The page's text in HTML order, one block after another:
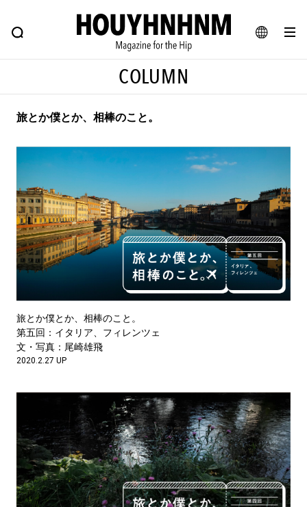
JA
FEATURE BLOG SNAP
ヒップなファッション、カルチャー、ライフスタイルWEBマガジン
#SHOPPING ADDICT #憧れの逸品
#古着サミット
#NEW VINTAGE #マイナーグッド図鑑
#路地裏てぃーん。 #MONTHLY JOURNAL
#GH 銘品の所以 #フイナムのYouTube
#Commune H #FOCUS IT #AH.H
#FASHION #MUSIC #MOVIE
#SPORTS #HANDSOME HANDBOOK
COLUMN
旅とか僕とか、相棒のこと。
旅とか僕とか、相棒のこと。
第五回：イタリア、フィレンツェ
文・写真：尾崎雄飛
2020.2.27 UP